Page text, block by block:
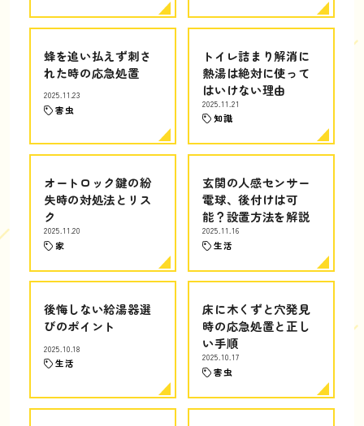
蜂を追い払えず刺さ
れた時の応急処置
2025.11.23
害虫
トイレ詰まり解消に
熱湯は絶対に使って
はいけない理由
2025.11.21
知識
オートロック鍵の紛
失時の対処法とリス
ク
2025.11.20
家
玄関の人感センサー
電球、後付けは可
能？設置方法を解説
2025.11.16
生活
後悔しない給湯器選
びのポイント
2025.10.18
生活
床に木くずと穴発見
時の応急処置と正し
い手順
2025.10.17
害虫